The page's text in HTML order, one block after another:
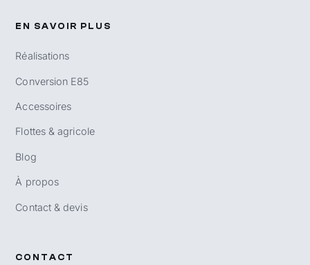
EN SAVOIR PLUS
Réalisations
Conversion E85
Accessoires
Flottes & agricole
Blog
À propos
Contact & devis
CONTACT